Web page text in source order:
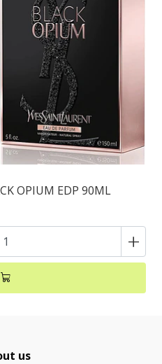
OPIUM EDP 90ML
+
us